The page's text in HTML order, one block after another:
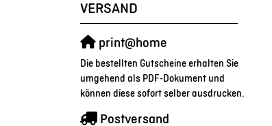
VERSAND
print@home
Die bestellten Gutscheine erhalten Sie
umgehend als PDF-Dokument und
können diese sofort selber ausdrucken.
Postversand